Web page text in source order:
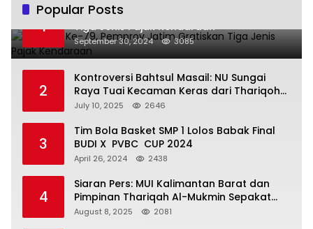
Popular Posts
1
Hari Jadi Ke-79, Pemprov Jatim Gratiskan
Tiga Jenis Pajak Kendaraan
September 30, 2024 3085
2
Kontroversi Bahtsul Masail: NU Sungai
Raya Tuai Kecaman Keras dari Thariqoh
Al Mu’min
July 10, 2025 2646
3
Tim Bola Basket SMP 1 Lolos Babak Final
BUDI X PVBC CUP 2024
April 26, 2024 2438
4
Siaran Pers: MUI Kalimantan Barat dan
Pimpinan Thariqah Al-Mukmin Sepakat
Jaga Umat
August 8, 2025 2081